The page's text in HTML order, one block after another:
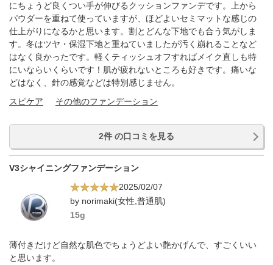
にちょうど良くつい手が伸びるクッションファンデです。上から
パウダーを重ねて使っていますが、ほどよいセミマットな感じの
仕上がりになるかと思います。割とどんな下地でも合う気がしま
す。冬はツヤ・保湿下地と重ねていましたが汚く崩れることなど
はなく良かったです。軽くティッシュオフすればメイク直しも特
にいならいくらいです！肌が疲れないところも好きです。痛いな
どはなく、針の感覚などは特別感じません。
スピケア
その他のファンデーション
2件 の口コミを見る
V3シャイニングファンデーション
2025/02/07
by norimaki(女性,普通肌)
15g
薄付きだけど自然な肌色でちょうどよい艶かげんで、すごくいい
と思います。